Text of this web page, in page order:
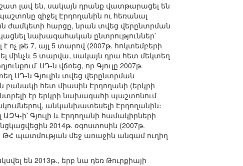
շատ լավ են, սակայն դրանք վատթարացել են
զիջել Էրդողանին ու հեռանալ
ժամկետի հարցը, նրան տվեց վերընտրման
նախագահական ընտրություններ՝
ոչ թե 7, այլ 5 տարով (2007թ. հոկտեմբերի
մինչև 5 տարվա, սակայն դրա հետ մեկտեղ
ՍԴ-ն վճռեց, որ Գյուլը 2007թ.
ՍԴ-ն Գյուլին տվեց վերընտրման
ն բանակի հետ միասին Էրդողանի (երկրի
էր երկրի նախագահի պաշտոնում
անկանխատեսելի Էրդողանին։
ի՝ Գյուլի և Էրդողանի համակիրների
2014թ. օգոստոսին (2007թ.
պատմության մեջ առաջին անգամ ուղիղ
են 2013թ., երբ նա դեռ Թուրքիայի